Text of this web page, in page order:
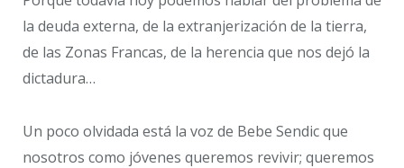
la deuda externa, de la extranjerización de la tierra,
de las Zonas Francas, de la herencia que nos dejó la
dictadura…
Un poco olvidada está la voz de Bebe Sendic que
nosotros como jóvenes queremos revivir; queremos